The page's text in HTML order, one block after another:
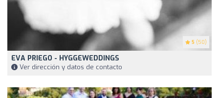
5 (50)
EVA PRIEGO - HYGGEWEDDINGS
Ver dirección y datos de contacto